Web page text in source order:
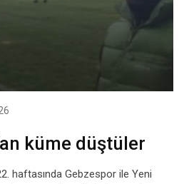
küme düştüler
haftasında Gebzespor ile Yeni